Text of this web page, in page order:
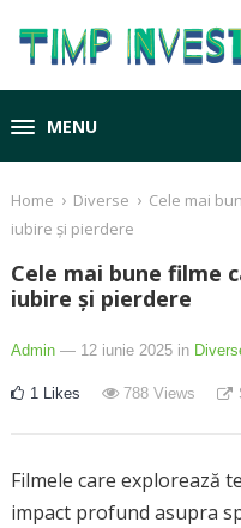
MENU
Home › Diverse › Cele mai
iubire și pierdere
Cele mai bune filme
iubire și pierdere
Admin — 12 iunie 2025 in
1 Likes 788Views
Filmele care explorează
impact profund asupra